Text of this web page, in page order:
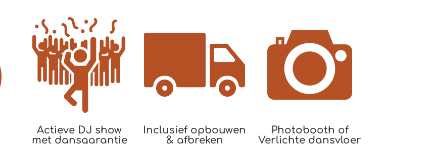
Actieve DJ show
met dansgarantie
Inclusief opbouwen
& afbreken
Photobooth of
Verlichte dansvloer